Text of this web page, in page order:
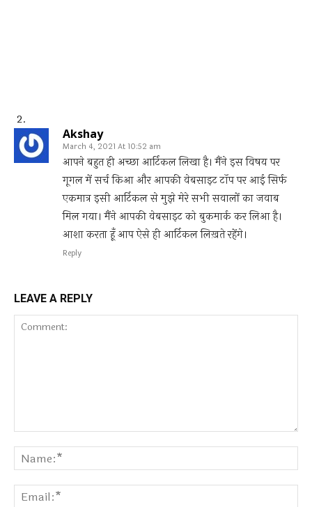
Akshay
March 4, 2021 At 10:52 am
आपने बहुत ही अच्छा आर्टिकल लिखा है। मैंने इस विषय पर
गूगल में सर्च किआ और आपकी वेबसाइट टॉप पर आई सिर्फ
एकमात्र इसी आर्टिकल से मुझे मेरे सभी सवालों का जवाब
मिल गया। मैंने आपकी वेबसाइट को बुकमार्क कर लिआ है।
आशा करता हूँ आप ऐसे ही आर्टिकल लिख़ते रहेंगे।
Reply
LEAVE A REPLY